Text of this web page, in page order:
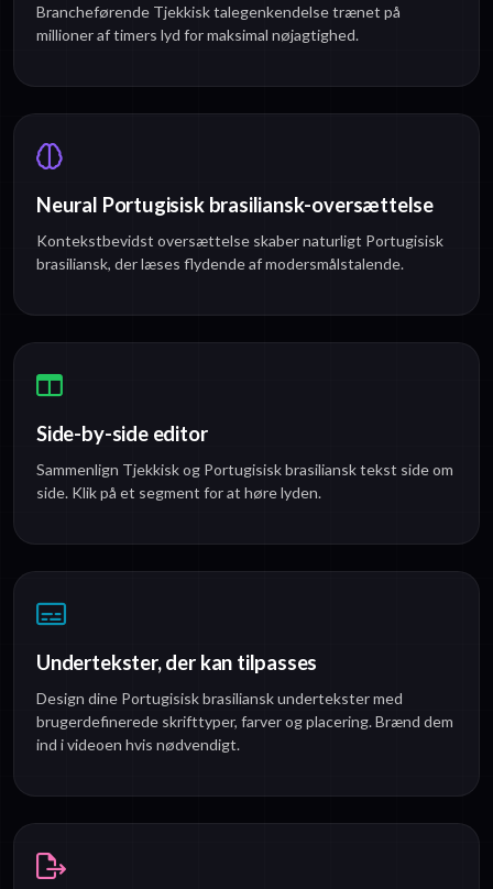
Brancheførende Tjekkisk talegenkendelse trænet på
millioner af timers lyd for maksimal nøjagtighed.
Neural Portugisisk brasiliansk-oversættelse
Kontekstbevidst oversættelse skaber naturligt Portugisisk
brasiliansk, der læses flydende af modersmålstalende.
Side-by-side editor
Sammenlign Tjekkisk og Portugisisk brasiliansk tekst side om
side. Klik på et segment for at høre lyden.
Undertekster, der kan tilpasses
Design dine Portugisisk brasiliansk undertekster med
brugerdefinerede skrifttyper, farver og placering. Brænd dem
ind i videoen hvis nødvendigt.